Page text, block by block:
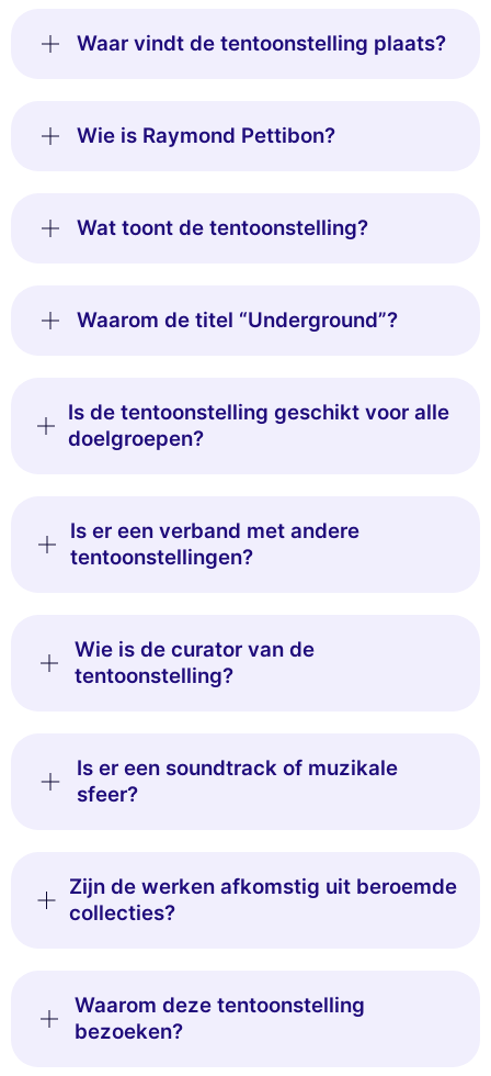
Waar vindt de tentoonstelling plaats?
Wie is Raymond Pettibon?
Wat toont de tentoonstelling?
Waarom de titel “Underground”?
Is de tentoonstelling geschikt voor alle
doelgroepen?
Is er een verband met andere
tentoonstellingen?
Wie is de curator van de
tentoonstelling?
Is er een soundtrack of muzikale
sfeer?
Zijn de werken afkomstig uit beroemde
collecties?
Waarom deze tentoonstelling
bezoeken?